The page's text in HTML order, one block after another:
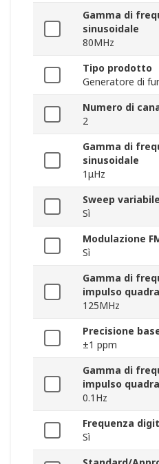
Gamma di
sinusoidale
80MHz
Tipo prodotto
Generatore di
Numero di
2
Gamma di
sinusoidale
1μHz
Sweep variabile
Sì
Modulazione
Sì
Gamma di
impulso
125MHz
Precisione
±1 ppm
Gamma di
impulso
0.1Hz
Frequenza
Sì